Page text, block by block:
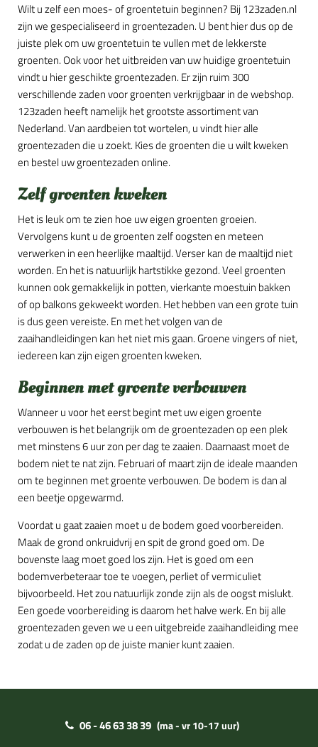
Wilt u zelf een moes- of groentetuin beginnen? Bij 123zaden.nl
zijn we gespecialiseerd in groentezaden. U bent hier dus op de
juiste plek om uw groentetuin te vullen met de lekkerste
groenten. Ook voor het uitbreiden van uw huidige groentetuin
vindt u hier geschikte groentezaden. Er zijn ruim 300
verschillende zaden voor groenten verkrijgbaar in de webshop.
123zaden heeft namelijk het grootste assortiment van
Nederland. Van aardbeien tot wortelen, u vindt hier alle
groentezaden die u zoekt. Kies de groenten die u wilt kweken
en bestel uw groentezaden online.
Zelf groenten kweken
Het is leuk om te zien hoe uw eigen groenten groeien.
Vervolgens kunt u de groenten zelf oogsten en meteen
verwerken in een heerlijke maaltijd. Verser kan de maaltijd niet
worden. En het is natuurlijk hartstikke gezond. Veel groenten
kunnen ook gemakkelijk in potten, vierkante moestuin bakken
of op balkons gekweekt worden. Het hebben van een grote tuin
is dus geen vereiste. En met het volgen van de
zaaihandleidingen kan het niet mis gaan. Groene vingers of niet,
iedereen kan zijn eigen groenten kweken.
Beginnen met groente verbouwen
Wanneer u voor het eerst begint met uw eigen groente
verbouwen is het belangrijk om de groentezaden op een plek
met minstens 6 uur zon per dag te zaaien. Daarnaast moet de
bodem niet te nat zijn. Februari of maart zijn de ideale maanden
om te beginnen met groente verbouwen. De bodem is dan al
een beetje opgewarmd.
Voordat u gaat zaaien moet u de bodem goed voorbereiden.
Maak de grond onkruidvrij en spit de grond goed om. De
bovenste laag moet goed los zijn. Het is goed om een
bodemverbeteraar toe te voegen, perliet of vermiculiet
bijvoorbeeld. Het zou natuurlijk zonde zijn als de oogst mislukt.
Een goede voorbereiding is daarom het halve werk. En bij alle
groentezaden geven we u een uitgebreide zaaihandleiding mee
zodat u de zaden op de juiste manier kunt zaaien.
06 - 46 63 38 39 (ma - vr 10-17 uur)